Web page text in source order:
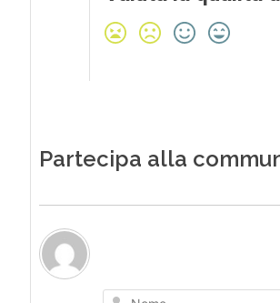
Partecipa alla